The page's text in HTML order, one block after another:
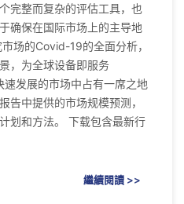
完整而复杂的评估工具，也
确保在国际市场上的主导地
场的Covid-19的全面分析，
，为全球设备即服务
速发展的市场中占有一席之地
告中提供的市场规模预测，
划和方法。 下载包含最新行
繼續閱讀 >>